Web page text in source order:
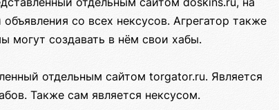
со всех нексусов. Агрегатор также
могут создавать в нём свои хабы.
отдельным сайтом torgator.ru. Является
Также сам является нексусом.